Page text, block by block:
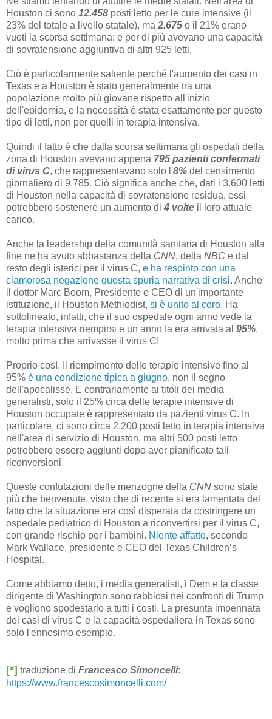
Houston ci sono 12.458 posti letto per le cure intensive (il
23% del totale a livello statale), ma 2.675 o il 21% erano
vuoti la scorsa settimana; e per di più avevano una capacità
di sovratensione aggiuntiva di altri 925 letti.
Ciò è particolarmente saliente perché l'aumento dei casi in
Texas e a Houston è stato generalmente tra una
popolazione molto più giovane rispetto all'inizio
dell'epidemia, e la necessità è stata esattamente per questo
tipo di letti, non per quelli in terapia intensiva.
Quindi il fatto è che dalla scorsa settimana gli ospedali della
zona di Houston avevano appena 795 pazienti confermati
di virus C, che rappresentavano solo l'8% del censimento
giornaliero di 9.785. Ciò significa anche che, dati i 3.600 letti
di Houston nella capacità di sovratensione residua, essi
potrebbero sostenere un aumento di 4 volte il loro attuale
carico.
Anche la leadership della comunità sanitaria di Houston alla
fine ne ha avuto abbastanza della CNN, della NBC e dal
resto degli isterici per il virus C, e ha respinto con una
clamorosa negazione questa spuria narrativa di crisi. Anche
il dottor Marc Boom, Presidente e CEO di un'importante
istituzione, il Houston Methiodist, si è unito al coro. Ha
sottolineato, infatti, che il suo ospedale ogni anno vede la
terapia intensiva riempirsi e un anno fa era arrivata al 95%,
molto prima che arrivasse il virus C!
Proprio così. Il riempimento delle terapie intensive fino al
95% è una condizione tipica a giugno, non il segno
dell'apocalisse. E contrariamente ai titoli dei media
generalisti, solo il 25% circa delle terapie intensive di
Houston occupate è rappresentato da pazienti virus C. In
particolare, ci sono circa 2.200 posti letto in terapia intensiva
nell'area di servizio di Houston, ma altri 500 posti letto
potrebbero essere aggiunti dopo aver pianificato tali
riconversioni.
Queste confutazioni delle menzogne della CNN sono state
più che benvenute, visto che di recente si era lamentata del
fatto che la situazione era così disperata da costringere un
ospedale pediatrico di Houston a riconvertirsi per il virus C,
con grande rischio per i bambini. Niente affatto, secondo
Mark Wallace, presidente e CEO del Texas Children’s
Hospital.
Come abbiamo detto, i media generalisti, i Dem e la classe
dirigente di Washington sono rabbiosi nei confronti di Trump
e vogliono spodestarlo a tutti i costi. La presunta impennata
dei casi di virus C e la capacità ospedaliera in Texas sono
solo l'ennesimo esempio.
[*] traduzione di Francesco Simoncelli:
https://www.francescosimoncelli.com/